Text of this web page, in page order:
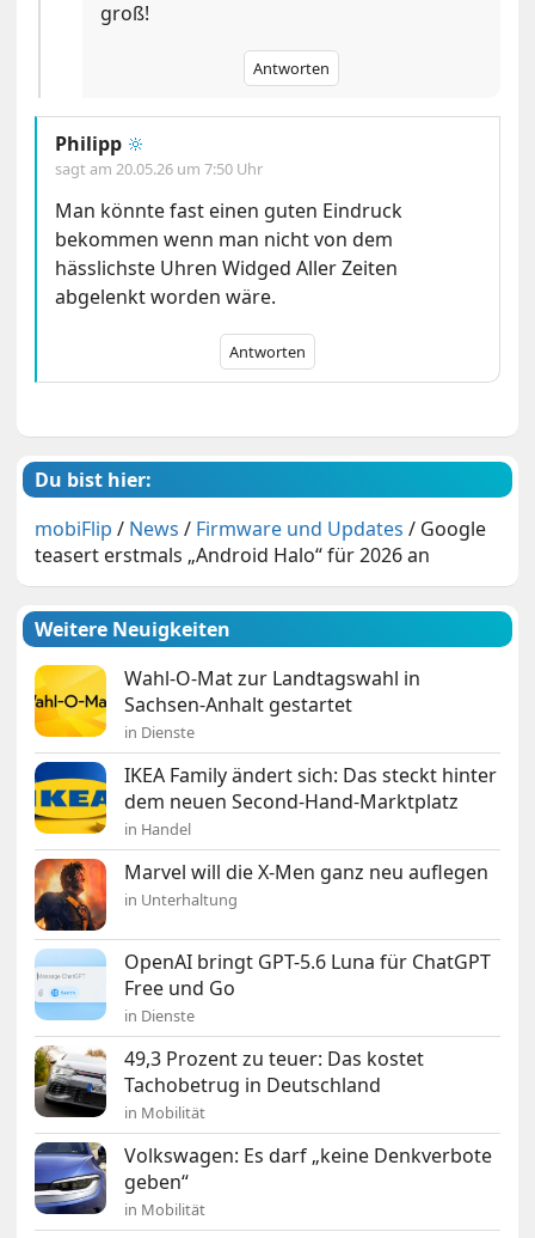
groß!
Antworten
Philipp 🔆
sagt am20.05.26 um 7:50 Uhr
Man könnte fast einen guten Eindruck
bekommen wenn man nicht von dem
hässlichste Uhren Widged Aller Zeiten
abgelenkt worden wäre.
Antworten
Du bist hier:
mobiFlip / News / Firmware und Updates / Google
teasert erstmals „Android Halo“ für 2026 an
Weitere Neuigkeiten
Wahl-O-Mat zur Landtagswahl in
Sachsen-Anhalt gestartet
in Dienste
IKEA Family ändert sich: Das steckt hinter
dem neuen Second-Hand-Marktplatz
in Handel
Marvel will die X-Men ganz neu auflegen
in Unterhaltung
OpenAI bringt GPT-5.6 Luna für ChatGPT
Free und Go
in Dienste
49,3 Prozent zu teuer: Das kostet
Tachobetrug in Deutschland
in Mobilität
Volkswagen: Es darf „keine Denkverbote
geben“
in Mobilität